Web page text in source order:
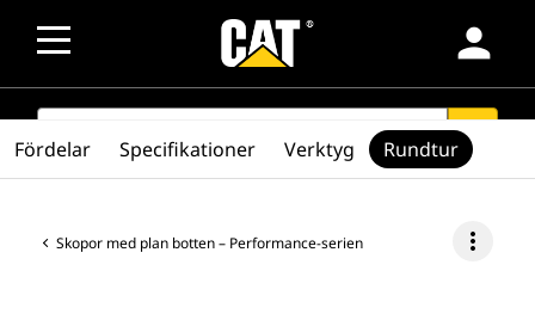
person
SEARCH search
Skopor med plan botten – Performance-serien more_vert
Fördelar Specifikationer Verktyg Rundtur